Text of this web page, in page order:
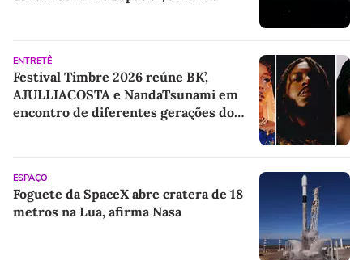
ENTRETÊ
Festival Timbre 2026 reúne BK’,
AJULLIACOSTA e NandaTsunami em
encontro de diferentes gerações do
ESPAÇO
Foguete da SpaceX abre cratera de 18
metros na Lua, afirma Nasa